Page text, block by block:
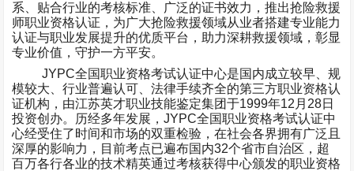
系、贴合行业的考核标准、广泛的证书效力，推出抢险救援
师职业资格认证，为广大抢险救援领域从业者搭建专业能力
认证与职业发展提升的优质平台，助力深耕救援领域，彰显
专业价值，守护一方平安。
JYPC全国职业资格考试认证中心是国内成立较早、规
模较大、行业普遍认可、法律手续齐全的第三方职业资格认
证机构，由江苏英才职业技能鉴定集团于1999年12 月 28日
投资创办。历经多年发展，JYPC全国职业资格考试认证中
心经受住了时间和市场的双重检验，在社会各界拥有广泛且
深厚的影响力，目前考点已遍布国内32个省市自治区，超
百万各行各业的技术精英通过考核获得中心颁发的职业资格